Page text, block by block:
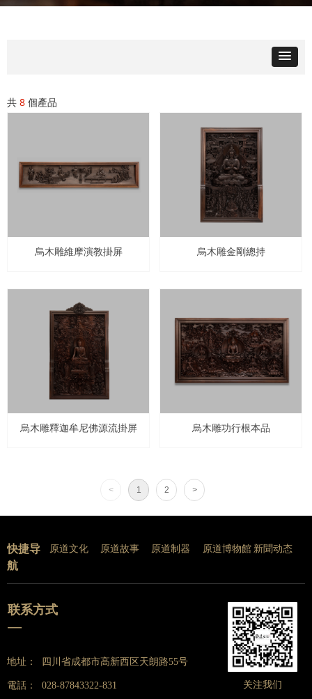
共 8 個產品
烏木雕維摩演教掛屏 烏木雕金剛總持
烏木雕釋迦牟尼佛源流掛屏 烏木雕功行根本品
< 1 2 >
快捷导
航
原道文化 原道故事 原道制器 原道博物館 新聞动态
联系方式
—
地址： 四川省成都市高新西区天朗路55号
電話： 028-87843322-831 关注我们